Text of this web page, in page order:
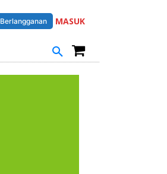
Berlangganan MASUK